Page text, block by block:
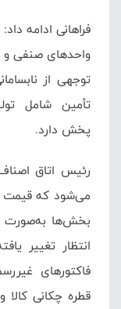
فراهانی ادامه
واحدهای صنفی
توجهی از
تأمین شامل
پخش دارد.
رئیس اتاق
می‌شود که قیمت
بخش‌ها به‌صورت
انتظار تغییر
فاکتورهای
قطره چکانی